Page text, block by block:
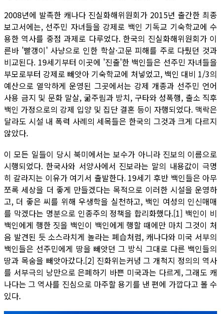
2008년에 발족한 캐나다 진실화해위원회가 2015년 출간한 최종
보고서에는, 선주민 자녀들을 강제로 백인 기독교 기숙학교에 수
용한 역사를 중점 과제로 다루었다. 한국의 진실화해위원회가 이
른바 '빨갱이' 사냥으로 인한 학살·고문 피해를 주로 다뤘던 것과
비교된다. 19세기부터 이곳에 '진출'한 백인들은 선주민 자녀들을
부모로부터 강제로 빼앗아 기숙학교에 처넣었고, 백인 대비 1/3의
예산으로 열악하게 운영된 그곳에서는 강제 개종과 선주민 언어
사용 금지 및 문화 말살, 굶주림과 방치, 구타와 성폭행, 출소 직후
백인 가정으로의 강제 입양 및 집단 결혼 등이 자행되었다. 맥락은
달라도 시설 내 폭력 사례의 세목들은 한국의 그것과 크게 다르지
않았다.
이 모든 일들이 당시 북미에서는 보수가 아니라 진보의 이름으로
시행되었다. 한국사와 서양사에서 진보라는 말의 내용값이 극명
히 갈라지는 이유가 여기서 출발한다. 19세기 후반 백인들은 아무
쪼록 세상을 더 좋게 만들겠다는 목적으로 이러한 시설을 운영하
고, 더 좋은 씨를 위해 우생학을 실천하고, 백인 여성의 인신매매
를 막겠다는 명분으로 인종주의 정책을 합리화했다.[1] 백인이 비
백인에게 행한 짓을 백인이 백인에게 행할 때에만 마치 그것이 처
음 발견된 듯 소스라치게 놀라는 폐습처럼, 캐나다와 미국 서부의
백인들은 선주민에게 땅을 빼앗던 그 방식 그대로 다른 백인들의
땅과 목숨을 빼앗아갔다.[2] 진화위는커녕 그 개척지 정의의 역사
를 서부극의 낭만으로 은폐하기 바쁜 미국과는 다르게, 그래도 캐
나다는 그 역사를 진심으로 마주할 용기를 낸 편에 가깝다고 볼 수
있다.